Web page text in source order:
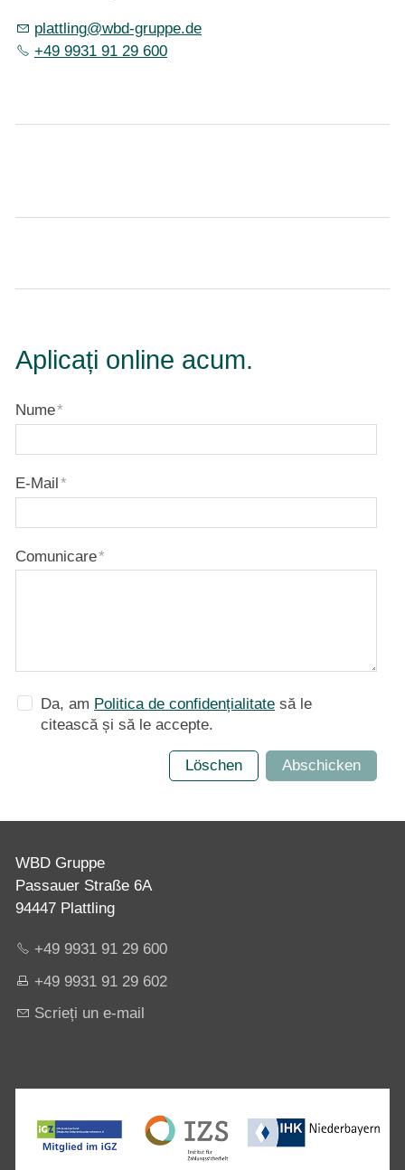
pl ttl ng wbd-gr pp
d
+49 9931 91 29 600
Aplicați online acum.
Nume*
E-Mail*
Comunicare*
Da, am Politica de confidențialitate să le
citească și să le accepte.
Löschen Abschicken
WBD Gruppe
Passauer Straße 6A
94447 Plattling
+49 9931 91 29 600
+49 9931 91 29 602
Scrieți un e-mail